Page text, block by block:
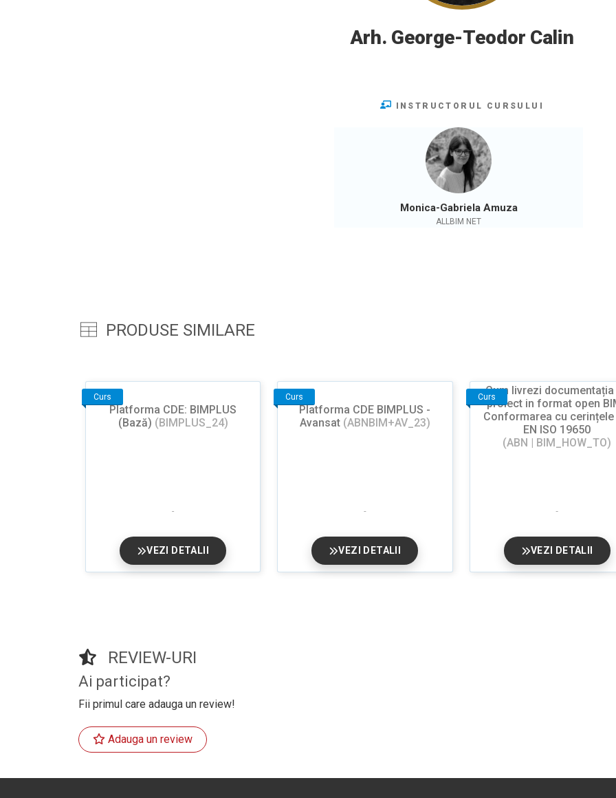
Arh. George-Teodor Calin
INSTRUCTORUL CURSULUI
Monica-Gabriela Amuza
ALLBIM NET
PRODUSE SIMILARE
Curs
Platforma CDE: BIMPLUS
(Bază) (BIMPLUS_24)
VEZI DETALII
Curs
Platforma CDE BIMPLUS -
Avansat (ABNBIM+AV_23)
VEZI DETALII
CursCum livrezi documentația
proiect in format open
Conformarea cu cerințele
EN ISO 19650
(ABN | BIM_HOW_TO)
VEZI DETALII
REVIEW-URI
Ai participat?
Fii primul care adauga un review!
Adauga un review